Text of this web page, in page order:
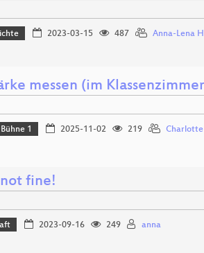
2023-03-15 487 Anna-Lena
messen (im
Bühne 1 2025-11-02 219 Charlotte
fine!
2023-09-16 249 anna